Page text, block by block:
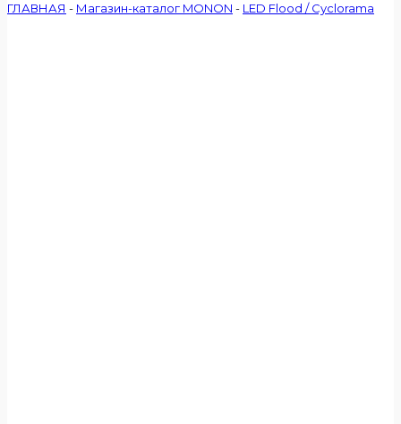
ГЛАВНАЯ - Магазин-каталог MONON - LED Flood / Cyclorama